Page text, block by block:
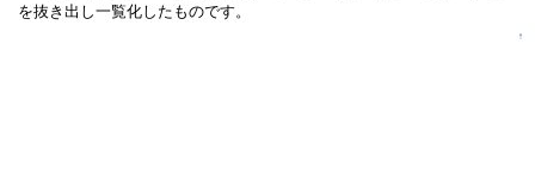
を抜き出し一覧化したものです。
↑